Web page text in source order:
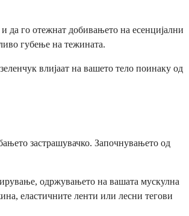
да го отежнат добивањето на есенцијални
губење на тежината.
влијаат на вашето тело поинаку од
застрашувачко. Започнувањето од
одржувањето на вашата мускулна
еластичните ленти или лесни тегови